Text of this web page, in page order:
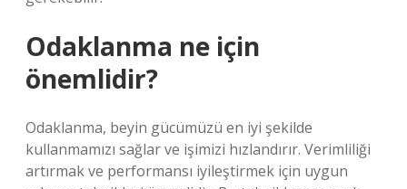
Odaklanma ne için
önemlidir?
Odaklanma, beyin gücümüzü en iyi şekilde
kullanmamızı sağlar ve işimizi hızlandırır. Verimliliği
artırmak ve performansı iyileştirmek için uygun